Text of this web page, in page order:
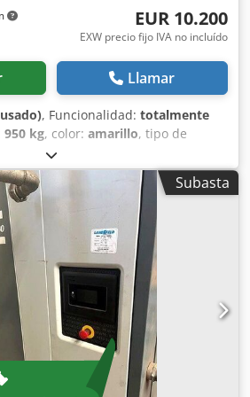
EUR 10.200
EXW precio fijo IVA no incluído
Llamar
, Funcionalidad: totalmente
950 kg, color: amarillo, tipo de
, capacidad del depósito de
de motores:Deutz D2011L03,
, ancho total: 1.410 mm, altura
36 kW (48,95 CV)
, caudal
, presión de funcionamiento:
(máx.): 8,5 bar , nivel de
fabricación:2016, horas de
h
, próxima inspección (TÜV):
vehículo: APP418299
, - Capó y carrocería de polietileno
los golpes - Freno de inercia y de
de marcha atrás automática -
Dcedpfstwz Ezex Akkok -
Subasta